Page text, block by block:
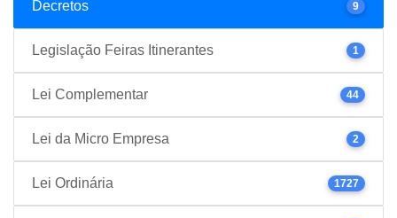
Decretos 9
Legislação Feiras Itinerantes 1
Lei Complementar 44
Lei da Micro Empresa 2
Lei Ordinária 1727